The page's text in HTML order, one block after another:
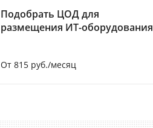
Подобрать ЦОД для
размещения ИТ-оборудования
От 815 руб./месяц